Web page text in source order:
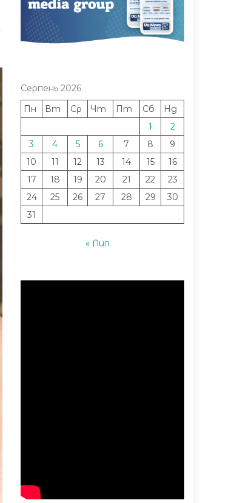
Серпень 2026
Пн
Вт Ср Чт Пт Сб
Нд
1
2
3
4 5 6 7 8
9
10
11 12 13 14 15
16
17
18 19 20 21 22
23
24
25 26 27 28 29
30
31
« Лип